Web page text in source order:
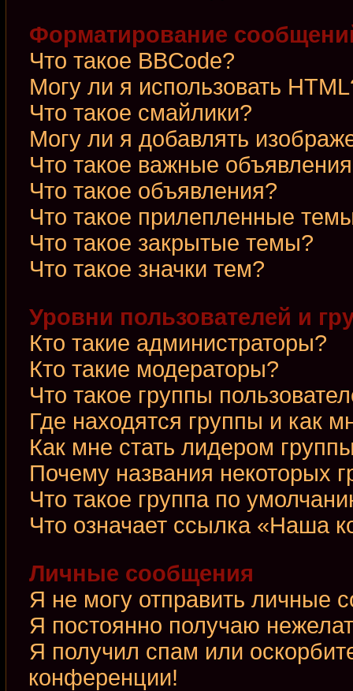
Форматирование
Что такое BBCode?
Могу ли я использовать
Что такое смайлики?
Могу ли я добавлять
Что такое важные
Что такое объявления?
Что такое прилепленные
Что такое закрытые темы?
Что такое значки тем?
Уровни пользователей и
Кто такие администраторы?
Кто такие модераторы?
Что такое группы
Где находятся группы и как
Как мне стать лидером
Почему названия некоторых
Что такое группа по
Что означает ссылка «Наша
Личные сообщения
Я не могу отправить личные
Я постоянно получаю
Я получил спам или
конференции!